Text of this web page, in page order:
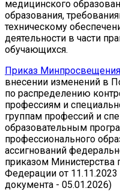
медицинского
образования,
техническому
деятельности в части
обучающихся.
Приказ
внесении изменений в
по распределению
профессиям и
группам профессий и
образовательным
профессионального
ассигнований
приказом
Федерации от
документа - 05.01.2026)